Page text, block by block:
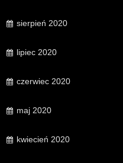
sierpień 2020
lipiec 2020
czerwiec 2020
maj 2020
kwiecień 2020